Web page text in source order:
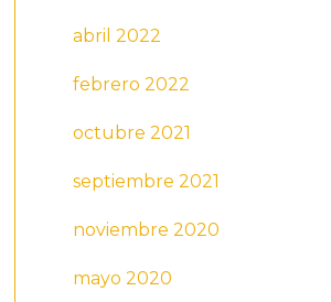
abril 2022
febrero 2022
octubre 2021
septiembre 2021
noviembre 2020
mayo 2020